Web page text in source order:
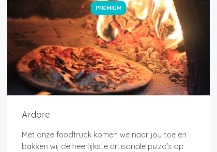
PREMIUM
Ardore
Met onze foodtruck komen we naar jou toe en
bakken wij de heerlijkste artisanale pizza’s op